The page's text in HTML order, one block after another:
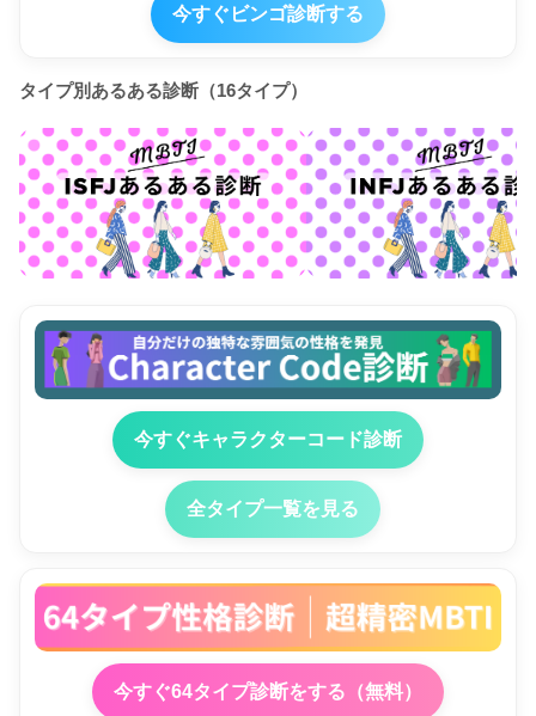
今すぐビンゴ診断する
タイプ別あるある診断（16タイプ）
今すぐキャラクターコード診断
全タイプ一覧を見る
今すぐ64タイプ診断をする（無料）